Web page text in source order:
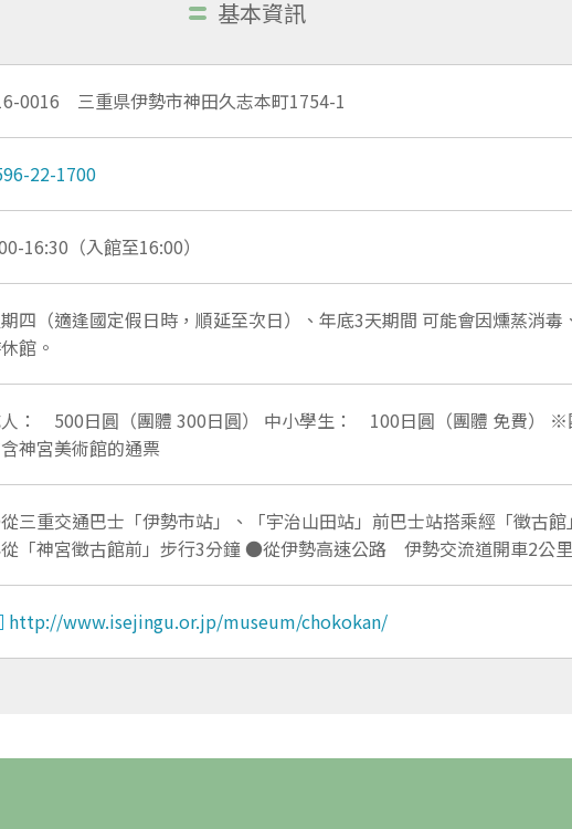
基本資訊
0016 三重県伊勢市神田久志本町1754-1
22-1700
16:30（入館至16:00）
四（適逢國定假日時，順延至次日）、年底3天期間 可能會因燻蒸消毒
館。
： 500日圓（團體 300日圓） 中小學生： 100日圓（團體 免費）
神宮美術館的通票
三重交通巴士「伊勢市站」、「宇治山田站」前巴士站搭乘經「徵古館
「神宮徵古館前」步行3分鐘 ●從伊勢高速公路 伊勢交流道開車2公里
http://www.isejingu.or.jp/museum/chokokan/